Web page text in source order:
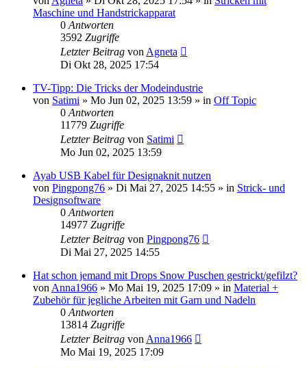
Maschine und Handstrickapparat
0 Antworten
3592 Zugriffe
Letzter Beitrag von Agneta
Di Okt 28, 2025 17:54
TV-Tipp: Die Tricks der Modeindustrie
von Satimi » Mo Jun 02, 2025 13:59 » in Off Topic
0 Antworten
11779 Zugriffe
Letzter Beitrag von Satimi
Mo Jun 02, 2025 13:59
Ayab USB Kabel für Designaknit nutzen
von Pingpong76 » Di Mai 27, 2025 14:55 » in Strick- und
Designsoftware
0 Antworten
14977 Zugriffe
Letzter Beitrag von Pingpong76
Di Mai 27, 2025 14:55
Hat schon jemand mit Drops Snow Puschen gestrickt/gefilzt?
von Anna1966 » Mo Mai 19, 2025 17:09 » in Material +
Zubehör für jegliche Arbeiten mit Garn und Nadeln
0 Antworten
13814 Zugriffe
Letzter Beitrag von Anna1966
Mo Mai 19, 2025 17:09